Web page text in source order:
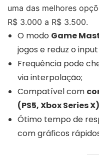
uma das melhores
R$ 3.000 a R$ 3.500.
O modo Game
jogos e reduz o
Frequência pode
via interpolação;
Compatível com
(PS5, Xbox Series X)
Ótimo tempo de
com gráficos